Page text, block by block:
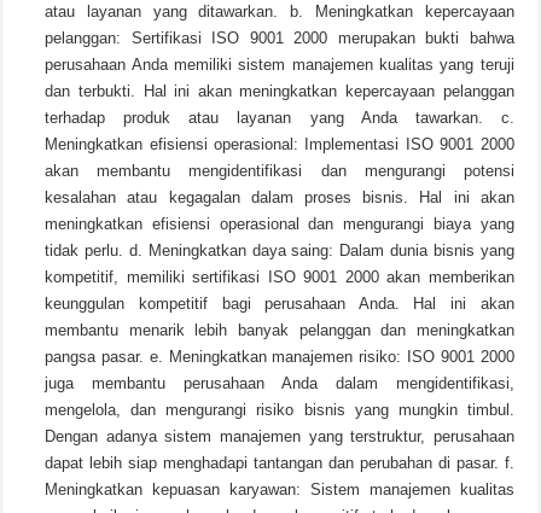
atau layanan yang ditawarkan. b. Meningkatkan kepercayaan
pelanggan: Sertifikasi ISO 9001 2000 merupakan bukti bahwa
perusahaan Anda memiliki sistem manajemen kualitas yang teruji
dan terbukti. Hal ini akan meningkatkan kepercayaan pelanggan
terhadap produk atau layanan yang Anda tawarkan. c.
Meningkatkan efisiensi operasional: Implementasi ISO 9001 2000
akan membantu mengidentifikasi dan mengurangi potensi
kesalahan atau kegagalan dalam proses bisnis. Hal ini akan
meningkatkan efisiensi operasional dan mengurangi biaya yang
tidak perlu. d. Meningkatkan daya saing: Dalam dunia bisnis yang
kompetitif, memiliki sertifikasi ISO 9001 2000 akan memberikan
keunggulan kompetitif bagi perusahaan Anda. Hal ini akan
membantu menarik lebih banyak pelanggan dan meningkatkan
pangsa pasar. e. Meningkatkan manajemen risiko: ISO 9001 2000
juga membantu perusahaan Anda dalam mengidentifikasi,
mengelola, dan mengurangi risiko bisnis yang mungkin timbul.
Dengan adanya sistem manajemen yang terstruktur, perusahaan
dapat lebih siap menghadapi tantangan dan perubahan di pasar. f.
Meningkatkan kepuasan karyawan: Sistem manajemen kualitas